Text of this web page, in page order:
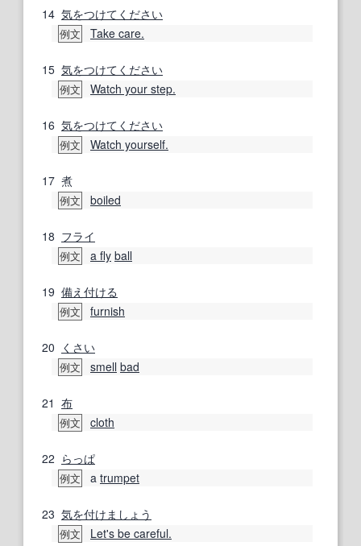
14 気をつけてください
例文 Take care.
15 気をつけてください
例文 Watch your step.
16 気をつけてください
例文 Watch yourself.
17 煮
例文 boiled
18 フライ
例文 a fly ball
19 備え付ける
例文 furnish
20 くさい
例文 smell bad
21 布
例文 cloth
22 らっぱ
例文 a trumpet
23 気を付け ましょう
例文 Let's be careful.